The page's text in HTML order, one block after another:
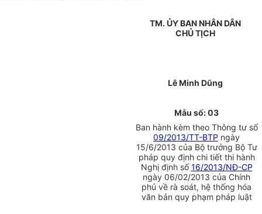
TM. ỦY BAN NHÂN DÂN
CHỦ TỊCH
Lê Minh Dũng
Mẫu số: 03
Ban hành kèm theo Thông tư số
09/2013/TT-BTP ngày
15/6/2013 của Bộ trưởng Bộ Tư
pháp quy định chi tiết thi hành
Nghị định số16/2013/NĐ-CP
ngày 06/02/2013 của Chính
phủ về rà soát, hệ thống hóa
văn bản quy phạm pháp luật